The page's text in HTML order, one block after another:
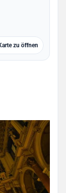
zu öffnen